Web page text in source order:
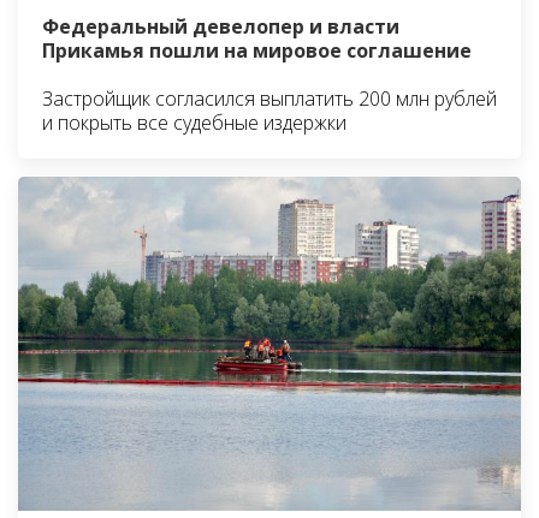
Федеральный девелопер и власти
Прикамья пошли на мировое соглашение
Застройщик согласился выплатить 200 млн рублей
и покрыть все судебные издержки